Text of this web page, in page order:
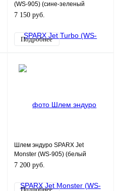
(WS-905) (сине-зеленый
матовый люминесцентный, YS)
7 150 руб.
Подробнее
Шлем эндуро SPARX Jet
Monster (WS-905) (белый
люминесцентный, YM)
7 200 руб.
Подробнее